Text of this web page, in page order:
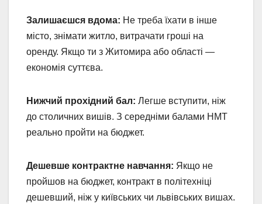
Залишаєшся вдома: Не треба їхати в інше
місто, знімати житло, витрачати гроші на
оренду. Якщо ти з Житомира або області —
економія суттєва.
Нижчий прохідний бал: Легше вступити, ніж
до столичних вишів. З середніми балами НМТ
реально пройти на бюджет.
Дешевше контрактне навчання: Якщо не
пройшов на бюджет, контракт в політехніці
дешевший, ніж у київських чи львівських вишах.